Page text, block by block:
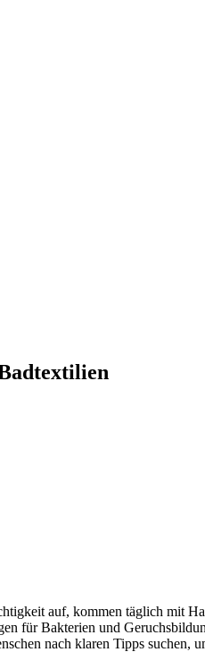
auf, kommen täglich mit
für Bakterien und
nach klaren Tipps suchen,